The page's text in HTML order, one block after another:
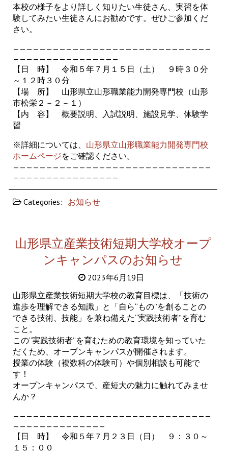
本校の様子をより詳しく知りたい生徒さん、実習を体
験してみたい生徒さんにお勧めです。ぜひご参加くだ
さい。
——————————————————————————————
————————————————
【日 時】 令和５年７月１５日（土） ９時３０分
～１２時３０分
【場 所】 山形県立山形職業能力開発専門校（山形
市松栄２－２－１）
【内 容】 概要説明、入試説明、施設見学、体験学
習
※詳細については、 山形県立山形職業能力開発専門校
ホームページをご確認ください。
——————————————————————————————
————————————————
Categories: お知らせ
山形県立産業技術短期大学校オープ
ンキャンパスのお知らせ
2023年6月19日
山形県立産業技術短期大学校の教育目標は、「技術の
進歩を理解できる知識」と「自ら“もの”を創ることの
できる技術、技能」を兼ね備えた“実践技術者”を育む
こと。
この“実践技術者”を育むための教育環境を知っていた
だくため、オープンキャンパスが開催されます。
授業の体験（複数科の体験可）や個別相談も可能で
す！
オープンキャンパスで、産短大の魅力に触れてみませ
んか？
——————————————————————————————
——————————————
【日 時】 令和５年７月２３日（日） ９：３０～
１５：００